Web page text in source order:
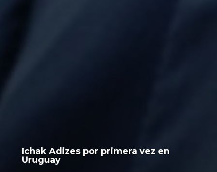
Ichak Adizes por primera vez en
Uruguay